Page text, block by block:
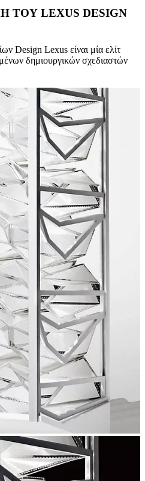
ΤΟΥ LEXUS DESIGN
Design Lexus είναι μία ελίτ
δημιουργικών σχεδιαστών